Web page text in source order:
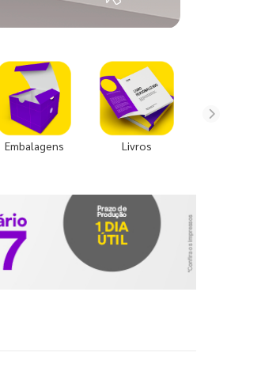
Embalagens Livros